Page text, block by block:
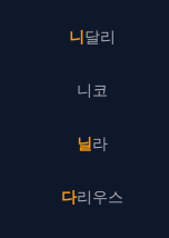
니달리
니코
닐라
다리우스